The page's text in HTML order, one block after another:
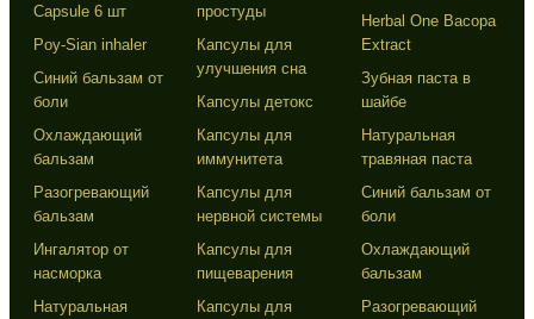
Capsule 6 шт
Poy-Sian inhaler
Синий бальзам от
боли
Охлаждающий
бальзам
Разогревающий
бальзам
Ингалятор от
насморка
Натуральная
простуды
Капсулы для
улучшения сна
Капсулы детокс
Капсулы для
иммунитета
Капсулы для
нервной системы
Капсулы для
пищеварения
Капсулы для
Herbal One Bacopa
Extract
Зубная паста в
шайбе
Натуральная
травяная паста
Синий бальзам от
боли
Охлаждающий
бальзам
Разогревающий